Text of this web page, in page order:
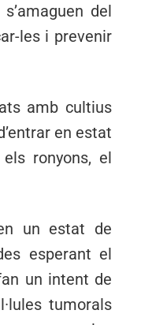
del
les i prevenir
amb cultius
en estat
ronyons, el
un estat de
esperant el
un intent de
tumorals